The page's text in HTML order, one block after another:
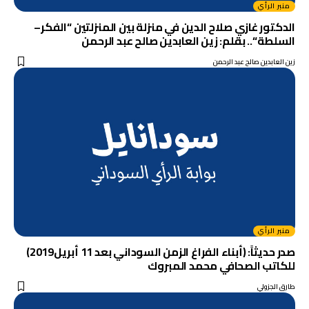
منبر الرأي
الدكتور غازي صلاح الدين في منزلة بين المنزلتين “الفكر–
السلطة “.. بقلم: زين العابدين صالح عبد الرحمن
زين العابدين صالح عبد الرحمن
منبر الرأي
صدر حديثاً: (أبناء الفراغ الزمن السوداني بعد 11 أبريل2019)
للكاتب الصحافي محمد المبروك
طارق الجزولي